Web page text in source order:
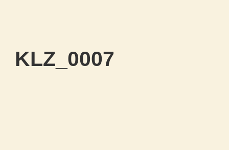
KLZ_0007